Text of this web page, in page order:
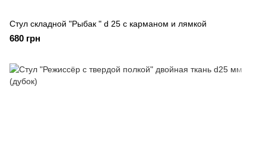
Стул складной "Рыбак " d 25 с карманом и лямкой
680 грн